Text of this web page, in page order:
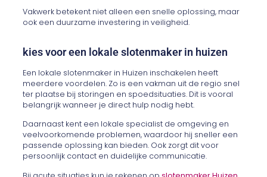
Vakwerk betekent niet alleen een snelle oplossing, maar
ook een duurzame investering in veiligheid.
kies voor een lokale slotenmaker in huizen
Een lokale slotenmaker in Huizen inschakelen heeft
meerdere voordelen. Zo is een vakman uit de regio snel
ter plaatse bij storingen en spoedsituaties. Dit is vooral
belangrijk wanneer je direct hulp nodig hebt.
Daarnaast kent een lokale specialist de omgeving en
veelvoorkomende problemen, waardoor hij sneller een
passende oplossing kan bieden. Ook zorgt dit voor
persoonlijk contact en duidelijke communicatie.